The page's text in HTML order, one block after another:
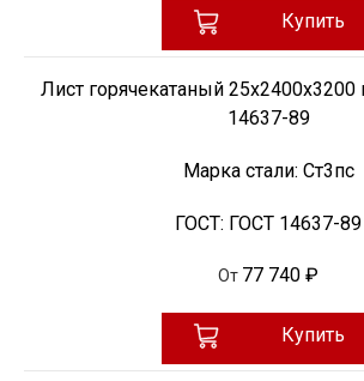
Купить
Лист горячекатаный
14637-89
Марка стали: Ст3пс
ГОСТ: ГОСТ 14637-89
От 77 740 ₽
Купить